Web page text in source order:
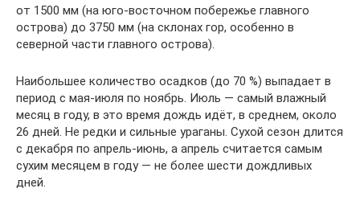
от 1500 мм (на юго-восточном побережье главного
острова) до 3750 мм (на склонах гор, особенно в
северной части главного острова).
Наибольшее количество осадков (до 70 %) выпадает в
период с мая-июля по ноябрь. Июль — самый влажный
месяц в году, в это время дождь идёт, в среднем, около
26 дней. Не редки и сильные ураганы. Сухой сезон длится
с декабря по апрель-июнь, а апрель считается самым
сухим месяцем в году — не более шести дождливых
дней.